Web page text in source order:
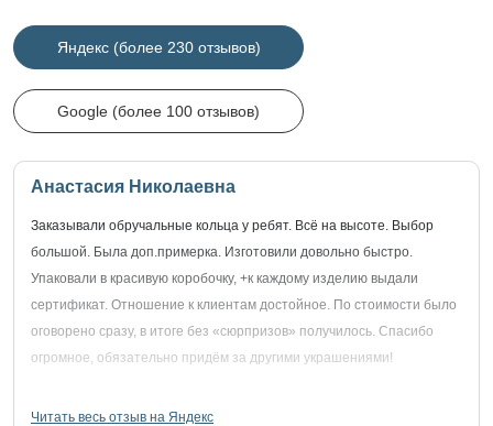
Яндекс (более 230 отзывов)
Google (более 100 отзывов)
Анастасия Николаевна
Заказывали обручальные кольца у ребят. Всё на высоте. Выбор
большой. Была доп.примерка. Изготовили довольно быстро.
Упаковали в красивую коробочку, +к каждому изделию выдали
сертификат. Отношение к клиентам достойное. По стоимости было
оговорено сразу, в итоге без «сюрпризов» получилось. Спасибо
огромное, обязательно придём за другими украшениями!
Читать весь отзыв на Яндекс